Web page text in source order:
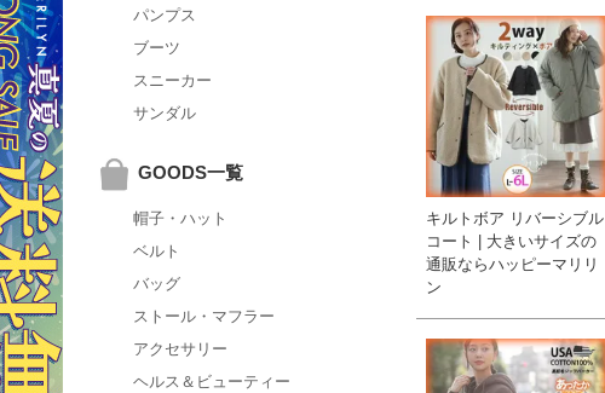
パンプス
ブーツ
スニーカー
サンダル
GOODS一覧
帽子・ハット
ベルト
バッグ
ストール・マフラー
アクセサリー
ヘルス＆ビューティー
キルトボア リバーシブル
コート | 大きいサイズの
通販ならハッピーマリリ
ン